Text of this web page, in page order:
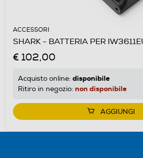
ACCESSORI
SHARK - BATTERIA PER
€ 102,00
Acquisto online: disponibile
Ritiro in negozio: non disponibile
AGGIUNGI